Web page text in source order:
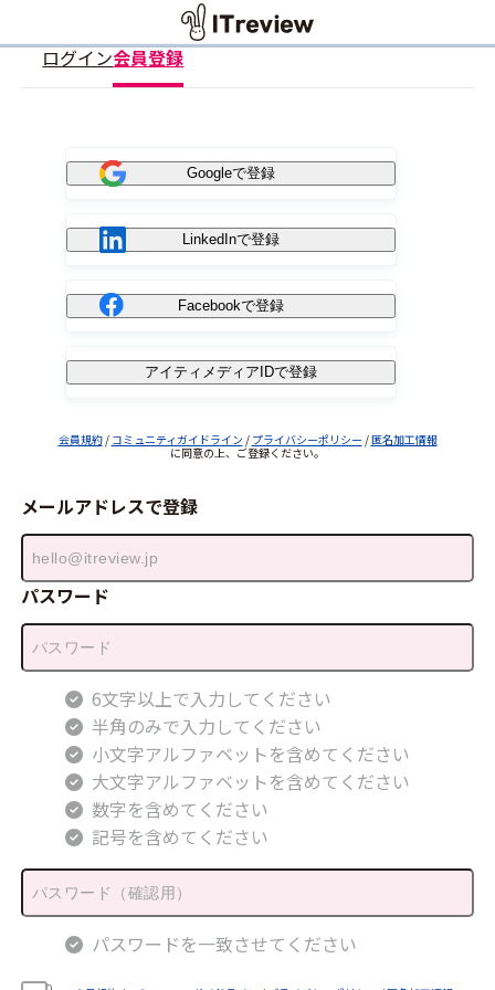
ログイン会員登録
Googleで登録
LinkedInで登録
Facebookで登録
アイティメディアIDで登録
会員規約/ コミュニティガイドライン / プライバシーポリシー /匿名加工情報
に同意の上、ご登録ください。
メールアドレスで登録
パスワード
6文字以上で入力してください
半角のみで入力してください
小文字アルファベットを含めてください
大文字アルファベットを含めてください
数字を含めてください
記号を含めてください
パスワードを一致させてください